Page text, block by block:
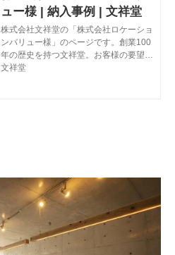
ュー様 | 納入事例 | 文祥堂
株式会社文祥堂の「株式会社ロケーショ
ンバリュー様」のページです。創業100
年の歴史を持つ文祥堂。お客様の要望に
合わせて、オフィスデザイン、文具事務
文祥堂